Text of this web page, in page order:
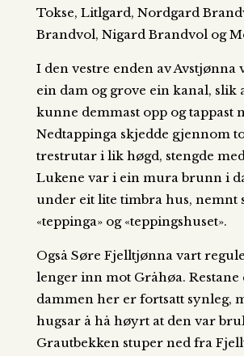
Tokse, Litlgard, Nordgard
Brandvol, Nigard Brandvol og
I den vestre enden av Avstjønna
ein dam og grove ein kanal, slik
kunne demmast opp og tappast
Nedtappinga skjedde gjennom
trestrutar i lik høgd, stengde
Lukene var i ein mura brunn i
under eit lite timbra hus, nemnt
«teppinga» og «teppingshuset».
Også Søre Fjelltjønna vart
lenger inn mot Gråhøa. Restane
dammen her er fortsatt synleg,
hugsar å hå høyrt at den var
Grautbekken stuper ned fra